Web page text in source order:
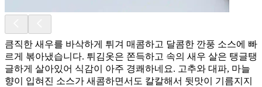
큼직한 새우를 바삭하게 튀겨 매콤하고 달콤한 깐풍 소스에 빠
르게 볶아냈습니다. 튀김옷은 쫀득하고 속의 새우 살은 탱글탱
글하게 살아있어 식감이 아주 경쾌하네요. 고추와 대파, 마늘
향이 입혀진 소스가 새콤하면서도 칼칼해서 뒷맛이 기름지지